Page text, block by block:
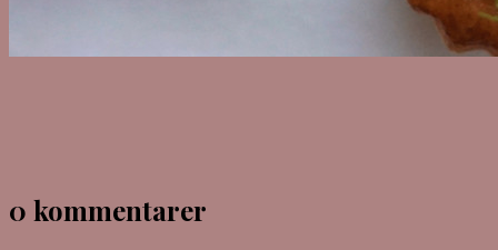
0 kommentarer